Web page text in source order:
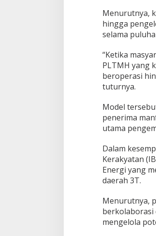
Menurutnya,
hingga
selama
“Ketika
PLTMH yang
beroperasi
tuturnya.
Model
penerima
utama
Dalam
Kerakyatan
Energi yang
daerah 3T.
Menurutnya,
berkolaborasi
mengelola